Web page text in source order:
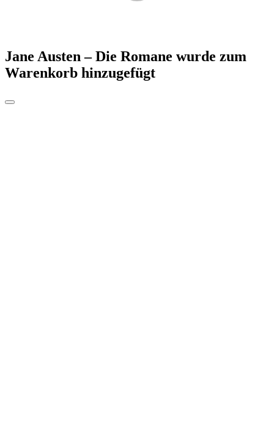
Jane Austen – Die Romane wurde zum
Warenkorb hinzugefügt